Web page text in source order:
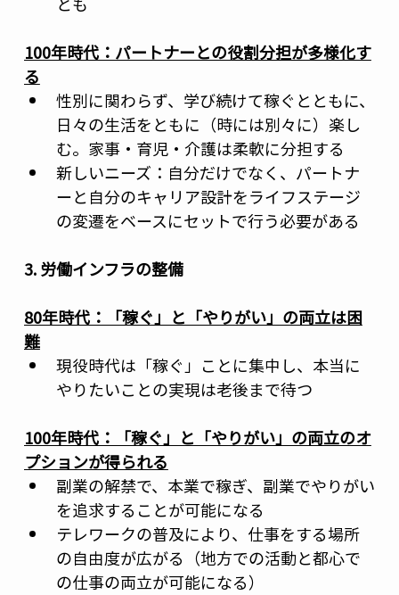
100年時代：パートナーとの役割分担が多様化す
る
性別に関わらず、学び続けて稼ぐとともに、
日々の生活をともに（時には別々に）楽し
む。家事・育児・介護は柔軟に分担する
新しいニーズ：自分だけでなく、パートナ
ーと自分のキャリア設計をライフステージ
の変遷をベースにセットで行う必要がある
3. 労働インフラの整備
80年時代：「稼ぐ」と「やりがい」の両立は困
難
現役時代は「稼ぐ」ことに集中し、本当に
やりたいことの実現は老後まで待つ
100年時代：「稼ぐ」と「やりがい」の両立のオ
プションが得られる
副業の解禁で、本業で稼ぎ、副業でやりがい
を追求することが可能になる
テレワークの普及により、仕事をする場所
の自由度が広がる（地方での活動と都心で
の仕事の両立が可能になる）